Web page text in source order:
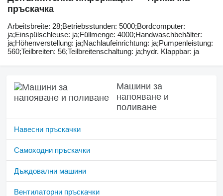
пръскачка
Arbeitsbreite: ​​​​​​​​​‌‌​​​​‌​​​​​​​​​‌‌‌​‌​‌​​​​​​​​​‌‌‌​‌​​​​​​​​​​​‌‌​‌‌‌‌​​​​​​​​​‌‌​‌‌​​​​​​​​​​​‌‌​‌​​‌​​​​​​​​​‌‌​‌‌‌​​​​​​​​​​‌‌​​‌​‌28;Betriebsstunden: 5000;Bordcomputer:
ja;Einspülschleuse: ja;Füllmenge: 4000;Handwaschbehälter:
ja;Höhenverstellung: ja;Nachlaufeinrichtung: ja;Pumpenleistung:
560;Teilbreiten: 56;Teilbreitenschaltung: ja;hydr. Klappbar: ja
Машини за
напояване и
поливане
Навесни пръскачки
Самоходни пръскачки
Дъждовални машини
Вентилаторни пръскачки